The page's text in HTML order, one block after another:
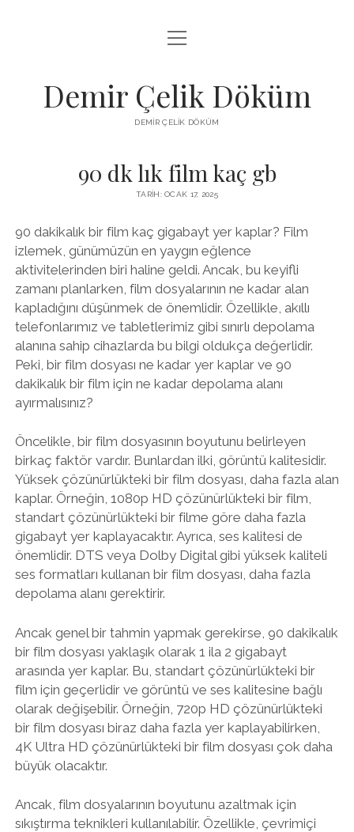
LISTE
ŞIFRESIZ INSTAGRAM BEĞENI KASMA
menüyü
aç
Demir Çelik Döküm
DEMIR ÇELIK DÖKÜM
90 dk lık film kaç gb
TARIH: OCAK 17, 2025
90 dakikalık bir film kaç gigabayt yer kaplar? Film
izlemek, günümüzün en yaygın eğlence
aktivitelerinden biri haline geldi. Ancak, bu keyifli
zamanı planlarken, film dosyalarının ne kadar alan
kapladığını düşünmek de önemlidir. Özellikle, akıllı
telefonlarımız ve tabletlerimiz gibi sınırlı depolama
alanına sahip cihazlarda bu bilgi oldukça değerlidir.
Peki, bir film dosyası ne kadar yer kaplar ve 90
dakikalık bir film için ne kadar depolama alanı
ayırmalısınız?
Öncelikle, bir film dosyasının boyutunu belirleyen
birkaç faktör vardır. Bunlardan ilki, görüntü kalitesidir.
Yüksek çözünürlükteki bir film dosyası, daha fazla alan
kaplar. Örneğin, 1080p HD çözünürlükteki bir film,
standart çözünürlükteki bir filme göre daha fazla
gigabayt yer kaplayacaktır. Ayrıca, ses kalitesi de
önemlidir. DTS veya Dolby Digital gibi yüksek kaliteli
ses formatları kullanan bir film dosyası, daha fazla
depolama alanı gerektirir.
Ancak genel bir tahmin yapmak gerekirse, 90 dakikalık
bir film dosyası yaklaşık olarak 1 ila 2 gigabayt
arasında yer kaplar. Bu, standart çözünürlükteki bir
film için geçerlidir ve görüntü ve ses kalitesine bağlı
olarak değişebilir. Örneğin, 720p HD çözünürlükteki
bir film dosyası biraz daha fazla yer kaplayabilirken,
4K Ultra HD çözünürlükteki bir film dosyası çok daha
büyük olacaktır.
Ancak, film dosyalarının boyutunu azaltmak için
sıkıştırma teknikleri kullanılabilir. Özellikle, çevrimiçi